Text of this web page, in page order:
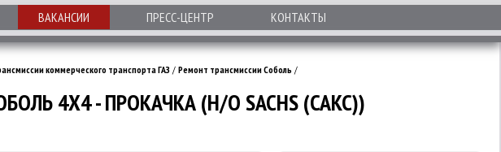
ВАКАНСИИ ПРЕСС-ЦЕНТР КОНТАКТЫ
коммерческого транспорта ГАЗ/ Ремонт трансмиссии Соболь /
4Х4 - ПРОКАЧКА (Н/О SACHS (САКС))